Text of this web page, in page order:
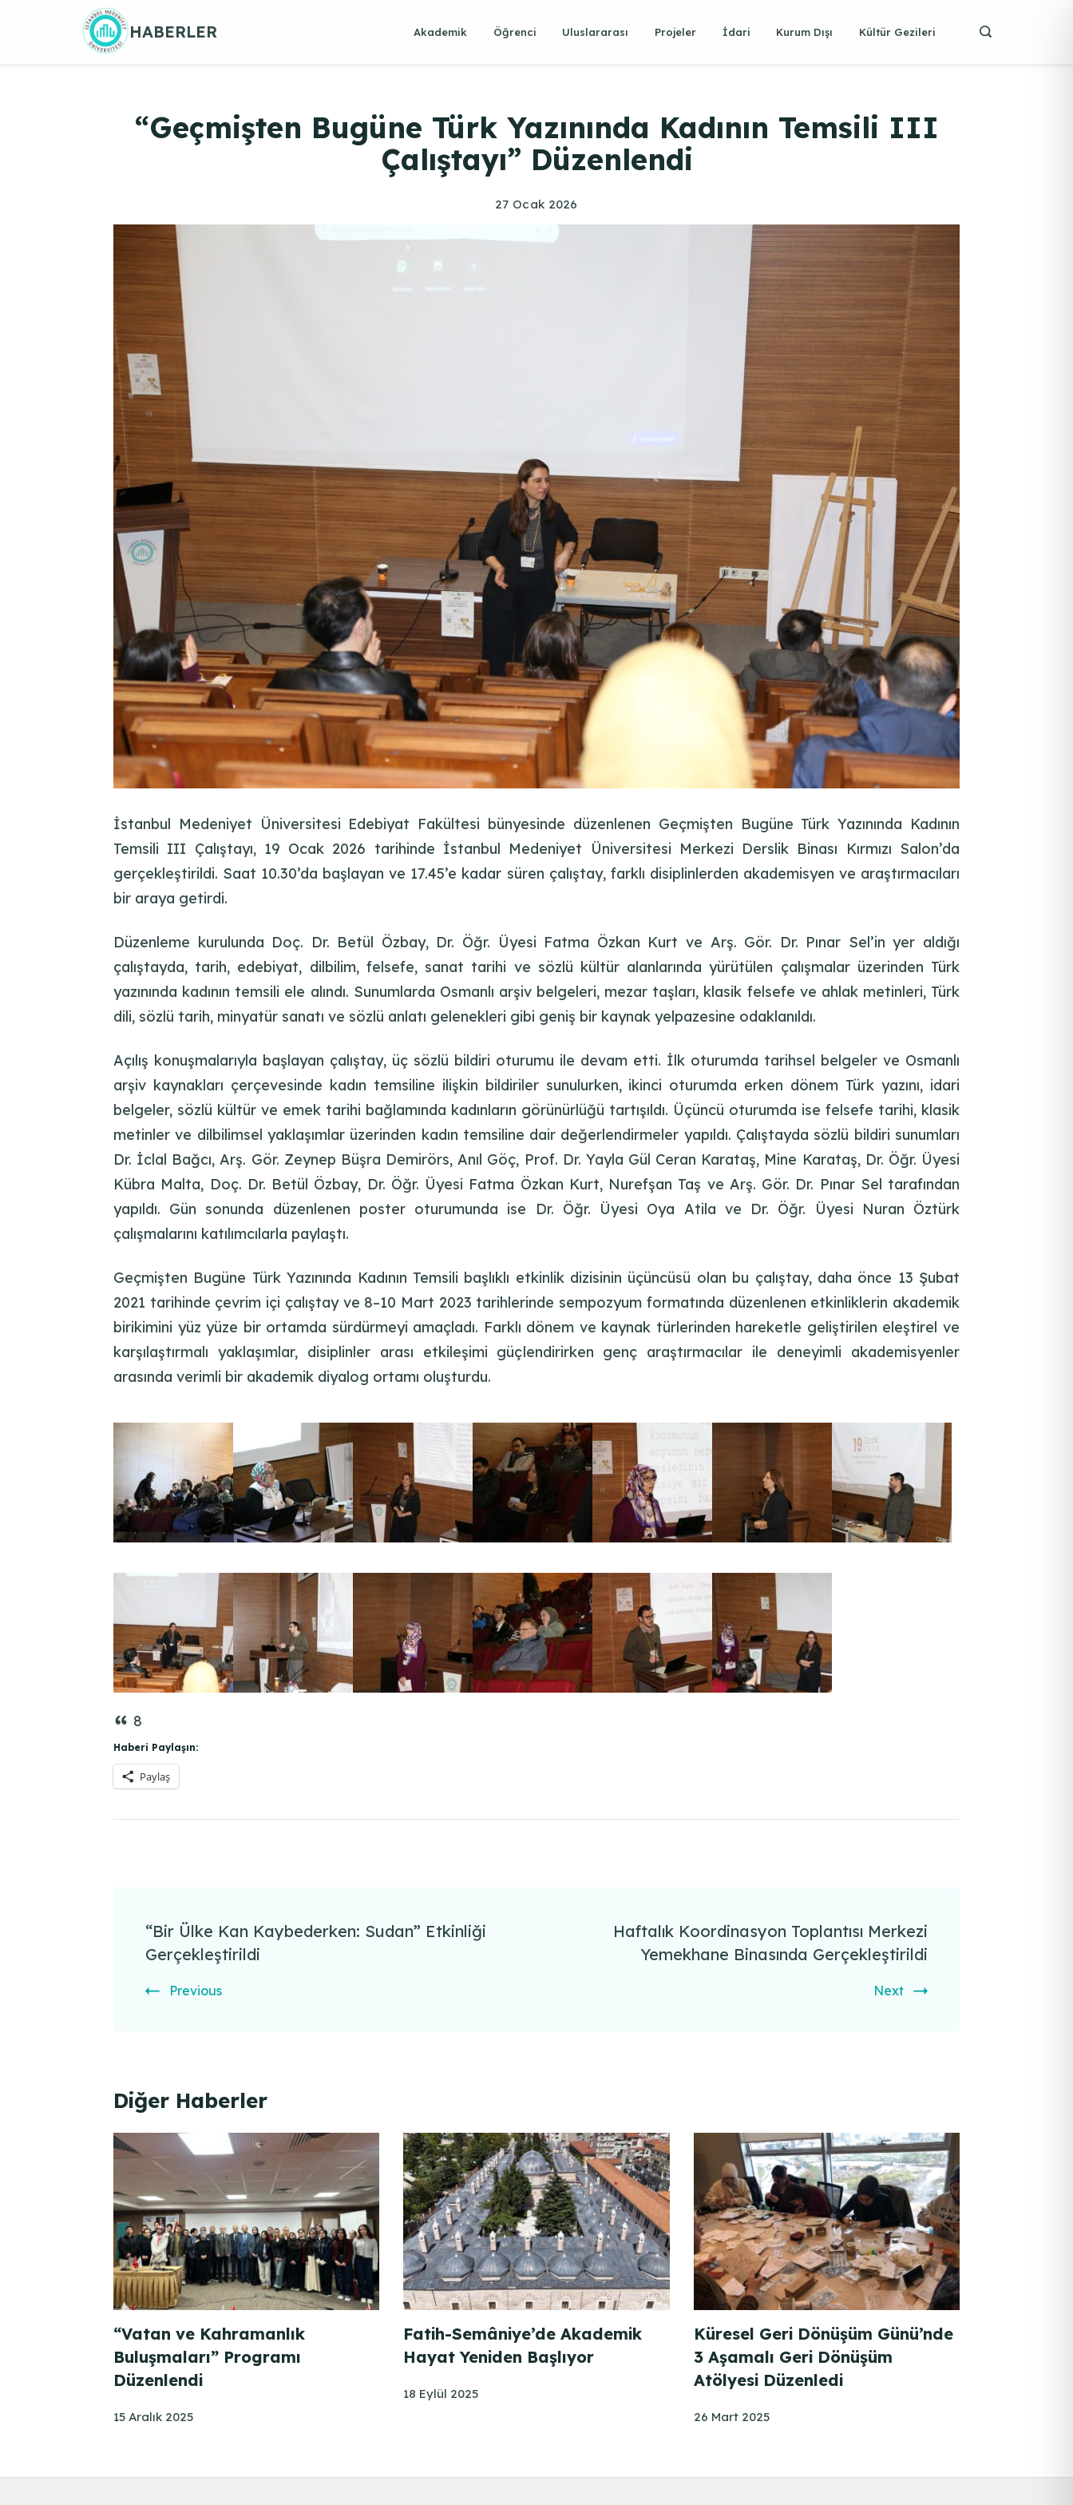
HABERLER Akademik Öğrenci Uluslararası Projeler İdari Kurum Dışı Kültür Gezileri
“Geçmişten Bugüne Türk Yazınında Kadının Temsili III
Çalıştayı” Düzenlendi
27 Ocak 2026
İstanbul Medeniyet Üniversitesi Edebiyat Fakültesi bünyesinde düzenlenen Geçmişten Bugüne Türk Yazınında Kadının
Temsili III Çalıştayı, 19 Ocak 2026 tarihinde İstanbul Medeniyet Üniversitesi Merkezi Derslik Binası Kırmızı Salon’da
gerçekleştirildi. Saat 10.30’da başlayan ve 17.45’e kadar süren çalıştay, farklı disiplinlerden akademisyen ve araştırmacıları
bir araya getirdi.
Düzenleme kurulunda Doç. Dr. Betül Özbay, Dr. Öğr. Üyesi Fatma Özkan Kurt ve Arş. Gör. Dr. Pınar Sel’in yer aldığı
çalıştayda, tarih, edebiyat, dilbilim, felsefe, sanat tarihi ve sözlü kültür alanlarında yürütülen çalışmalar üzerinden Türk
yazınında kadının temsili ele alındı. Sunumlarda Osmanlı arşiv belgeleri, mezar taşları, klasik felsefe ve ahlak metinleri, Türk
dili, sözlü tarih, minyatür sanatı ve sözlü anlatı gelenekleri gibi geniş bir kaynak yelpazesine odaklanıldı.
Açılış konuşmalarıyla başlayan çalıştay, üç sözlü bildiri oturumu ile devam etti. İlk oturumda tarihsel belgeler ve Osmanlı
arşiv kaynakları çerçevesinde kadın temsiline ilişkin bildiriler sunulurken, ikinci oturumda erken dönem Türk yazını, idari
belgeler, sözlü kültür ve emek tarihi bağlamında kadınların görünürlüğü tartışıldı. Üçüncü oturumda ise felsefe tarihi, klasik
metinler ve dilbilimsel yaklaşımlar üzerinden kadın temsiline dair değerlendirmeler yapıldı. Çalıştayda sözlü bildiri sunumları
Dr. İclal Bağcı, Arş. Gör. Zeynep Büşra Demirörs, Anıl Göç, Prof. Dr. Yayla Gül Ceran Karataş, Mine Karataş, Dr. Öğr. Üyesi
Kübra Malta, Doç. Dr. Betül Özbay, Dr. Öğr. Üyesi Fatma Özkan Kurt, Nurefşan Taş ve Arş. Gör. Dr. Pınar Sel tarafından
yapıldı. Gün sonunda düzenlenen poster oturumunda ise Dr. Öğr. Üyesi Oya Atila ve Dr. Öğr. Üyesi Nuran Öztürk
çalışmalarını katılımcılarla paylaştı.
Geçmişten Bugüne Türk Yazınında Kadının Temsili başlıklı etkinlik dizisinin üçüncüsü olan bu çalıştay, daha önce 13 Şubat
2021 tarihinde çevrim içi çalıştay ve 8–10 Mart 2023 tarihlerinde sempozyum formatında düzenlenen etkinliklerin akademik
birikimini yüz yüze bir ortamda sürdürmeyi amaçladı. Farklı dönem ve kaynak türlerinden hareketle geliştirilen eleştirel ve
karşılaştırmalı yaklaşımlar, disiplinler arası etkileşimi güçlendirirken genç araştırmacılar ile deneyimli akademisyenler
arasında verimli bir akademik diyalog ortamı oluşturdu.
8
Haberi Paylaşın:
Paylaş
Navigation
“Bir Ülke Kan Kaybederken: Sudan” Etkinliği
Gerçekleştirildi
Previous
Haftalık Koordinasyon Toplantısı Merkezi
Yemekhane Binasında Gerçekleştirildi
Next
Diğer Haberler
“Vatan ve Kahramanlık
Buluşmaları” Programı
Düzenlendi
15 Aralık 2025
Fatih-Semâniye’de Akademik
Hayat Yeniden Başlıyor
18 Eylül 2025
Küresel Geri Dönüşüm Günü’nde
3 Aşamalı Geri Dönüşüm
Atölyesi Düzenledi
26 Mart 2025